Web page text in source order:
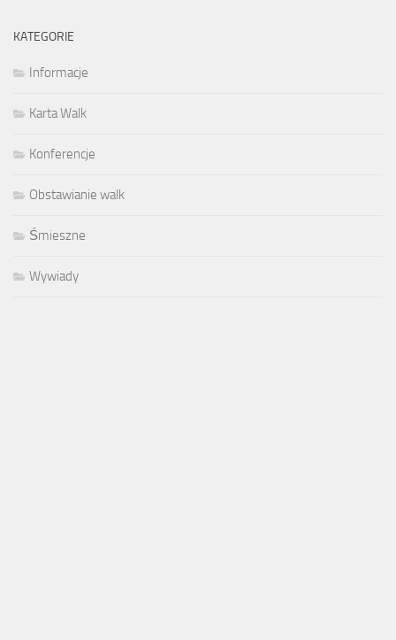
KATEGORIE
Informacje
Karta Walk
Konferencje
Obstawianie walk
Śmieszne
Wywiady